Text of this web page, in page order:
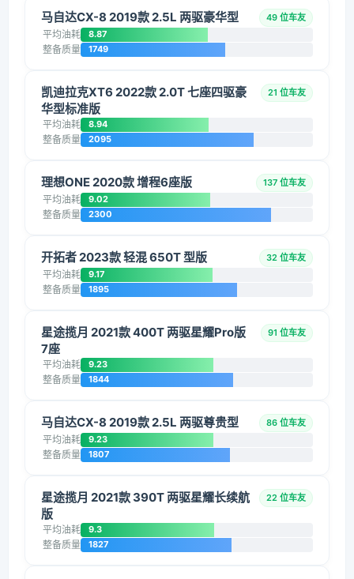
马自达CX-8 2019款 2.5L 两驱豪华型 49 位车友
平均油耗 8.87
整备质量 1749
凯迪拉克XT6 2022款 2.0T 七座四驱豪
华型标准版
21 位车友
平均油耗 8.94
整备质量 2095
理想ONE 2020款 增程6座版 137 位车友
平均油耗 9.02
整备质量 2300
开拓者 2023款 轻混 650T 型版 32 位车友
平均油耗 9.17
整备质量 1895
星途揽月 2021款 400T 两驱星耀Pro版
7座
91 位车友
平均油耗 9.23
整备质量 1844
马自达CX-8 2019款 2.5L 两驱尊贵型 86 位车友
平均油耗 9.23
整备质量 1807
星途揽月 2021款 390T 两驱星耀长续航
版
22 位车友
平均油耗 9.3
整备质量 1827